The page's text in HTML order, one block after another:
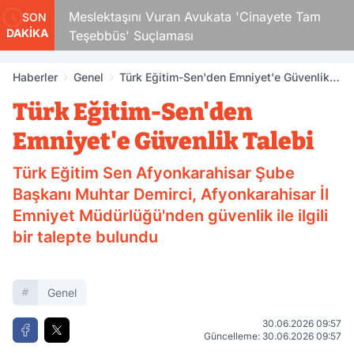
SON
DAKİKA
Meslektaşını Vuran Avukata 'Cinayete Tam
Teşebbüs' Suçlaması
Haberler Genel
Türk Eğitim-Sen'den Emniyet'e Güvenlik
Türk Eğitim-Sen'den
Emniyet'e Güvenlik Talebi
Türk Eğitim Sen Afyonkarahisar Şube
Başkanı Muhtar Demirci, Afyonkarahisar İl
Emniyet Müdürlüğü'nden güvenlik ile ilgili
bir talepte bulundu
Genel
30.06.2026 09:57
Güncelleme: 30.06.2026 09:57